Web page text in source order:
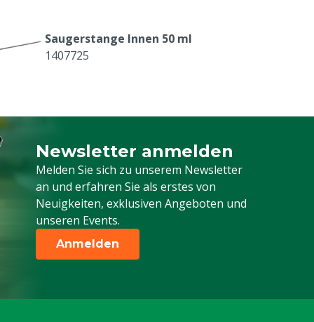
Saugerstange Innen 50 ml
1407725
Nadelanschluss Luer Lock 30/50 ml
1407740
Blattfeder für Transporthaken
1407755
Newsletter anmelden
Melden Sie sich zu unserem Newsletter
an und erfahren Sie als erstes von
Neuigkeiten, exklusiven Angeboten und
unseren Events.
Melden Sie sich für unseren Newsletter
Anmelden